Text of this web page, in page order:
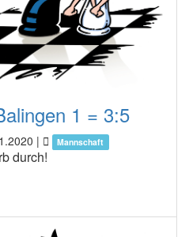
1 = 3:5
| Mannschaft
durch!